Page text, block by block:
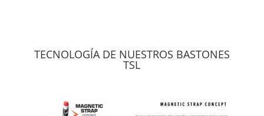
TECNOLOGÍA DE NUESTROS BASTONES
TSL